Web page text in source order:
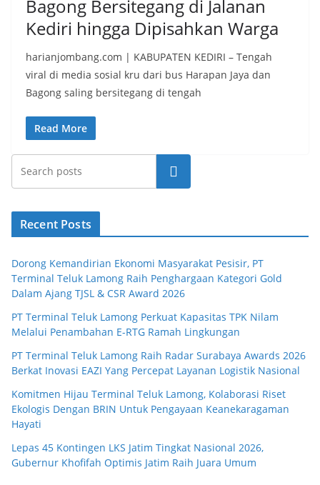
Bagong Bersitegang di Jalanan
Kediri hingga Dipisahkan Warga
harianjombang.com | KABUPATEN KEDIRI – Tengah
viral di media sosial kru dari bus Harapan Jaya dan
Bagong saling bersitegang di tengah
Read More
Search
Recent Posts
Dorong Kemandirian Ekonomi Masyarakat Pesisir, PT
Terminal Teluk Lamong Raih Penghargaan Kategori Gold
Dalam Ajang TJSL & CSR Award 2026
PT Terminal Teluk Lamong Perkuat Kapasitas TPK Nilam
Melalui Penambahan E-RTG Ramah Lingkungan
PT Terminal Teluk Lamong Raih Radar Surabaya Awards 2026
Berkat Inovasi EAZI Yang Percepat Layanan Logistik Nasional
Komitmen Hijau Terminal Teluk Lamong, Kolaborasi Riset
Ekologis Dengan BRIN Untuk Pengayaan Keanekaragaman
Hayati
Lepas 45 Kontingen LKS Jatim Tingkat Nasional 2026,
Gubernur Khofifah Optimis Jatim Raih Juara Umum